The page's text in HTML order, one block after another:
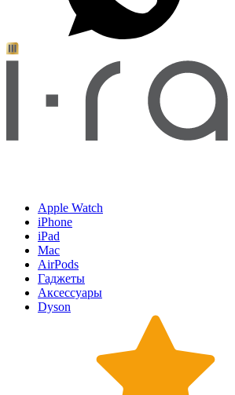
Apple Watch
iPhone
iPad
Mac
AirPods
Гаджеты
Аксессуары
Dyson